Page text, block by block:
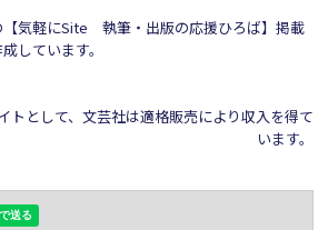
気軽にSite 執筆・出版の応援ひろば】掲載
しています。
トとして、文芸社は適格販売により収入を得て
います。